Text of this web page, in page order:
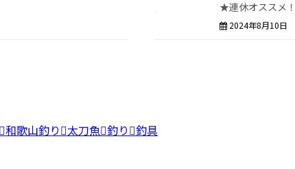
★連休オススメ
2024年8月10日
和歌山釣り 太刀魚 釣り 釣具